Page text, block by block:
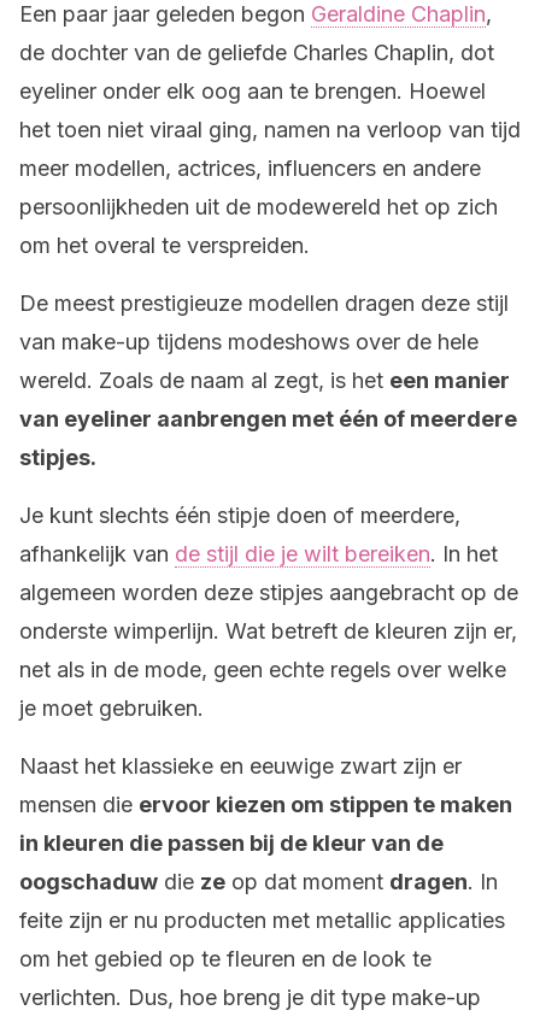
Een paar jaar geleden begon Geraldine Chaplin,
de dochter van de geliefde Charles Chaplin, dot
eyeliner onder elk oog aan te brengen. Hoewel
het toen niet viraal ging, namen na verloop van tijd
meer modellen, actrices, influencers en andere
persoonlijkheden uit de modewereld het op zich
om het overal te verspreiden.
De meest prestigieuze modellen dragen deze stijl
van make-up tijdens modeshows over de hele
wereld. Zoals de naam al zegt, is het een manier
van eyeliner aanbrengen met één of meerdere
stipjes.
Je kunt slechts één stipje doen of meerdere,
afhankelijk van de stijl die je wilt bereiken. In het
algemeen worden deze stipjes aangebracht op de
onderste wimperlijn. Wat betreft de kleuren zijn er,
net als in de mode, geen echte regels over welke
je moet gebruiken.
Naast het klassieke en eeuwige zwart zijn er
mensen die ervoor kiezen om stippen te maken
in kleuren die passen bij de kleur van de
oogschaduw die ze op dat moment dragen. In
feite zijn er nu producten met metallic applicaties
om het gebied op te fleuren en de look te
verlichten. Dus, hoe breng je dit type make-up